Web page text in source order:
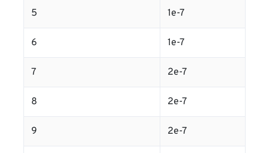
5 1e-7
6 1e-7
7 2e-7
8 2e-7
9 2e-7